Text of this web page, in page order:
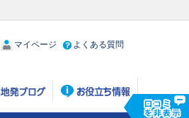
マイページ よくある質問